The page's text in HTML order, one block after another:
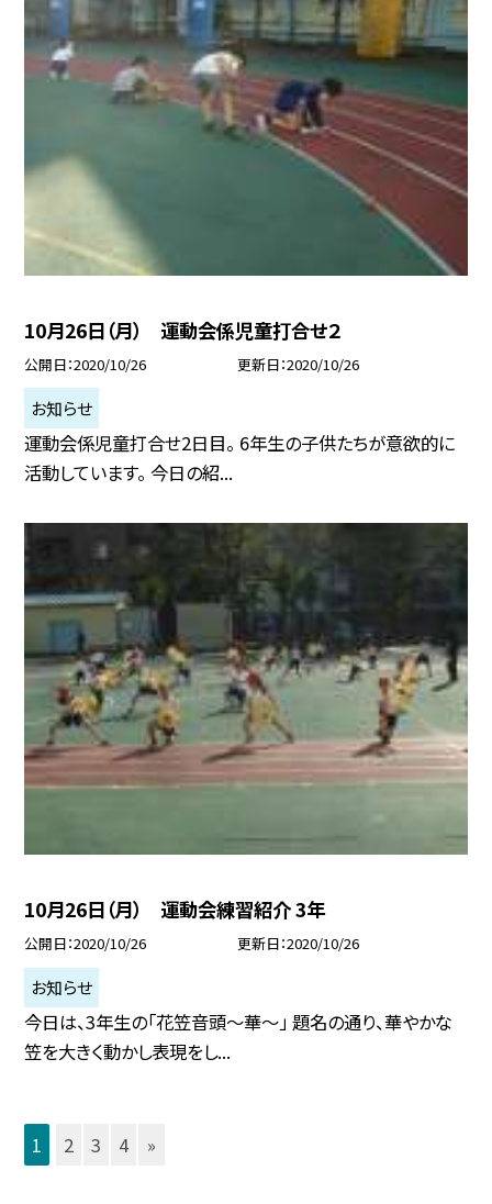
10月26日（月） 運動会係児童打合せ２
公開日 2020/10/26 更新日 2020/10/26
お知らせ
運動会係児童打合せ2日目。 6年生の子供たちが意欲的に
活動しています。 今日の紹...
10月26日（月） 運動会練習紹介 3年
公開日 2020/10/26 更新日 2020/10/26
お知らせ
今日は、3年生の「花笠音頭〜華〜」 題名の通り、華やかな
笠を大きく動かし表現をし...
1 2 3 4 »